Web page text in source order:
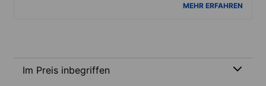
MEHR ERFAHREN
Im Preis inbegriffen